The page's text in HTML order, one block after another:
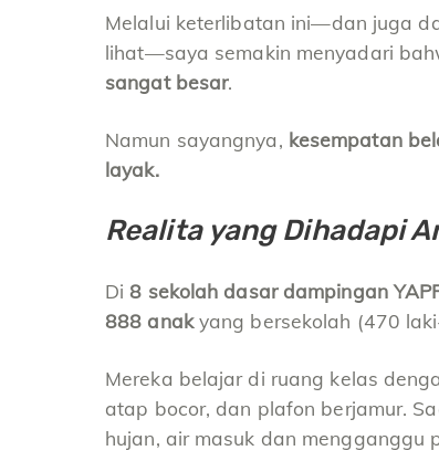
Melalui keterlibatan ini—dan juga
lihat—saya semakin menyadari
sangat besar.
Namun sayangnya, kesempatan
layak.
Realita yang Dihadapi
Di8 sekolah dasar dampingan
888 anakyang bersekolah (470
Mereka belajar di ruang kelas
atap bocor, dan plafon berjamur.
hujan, air masuk dan mengganggu